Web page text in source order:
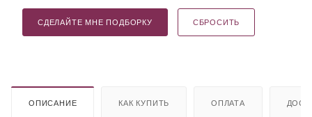
СДЕЛАЙТЕ МНЕ ПОДБОРКУ СБРОСИТЬ
ОПИСАНИЕ КАК КУПИТЬ ОПЛАТА